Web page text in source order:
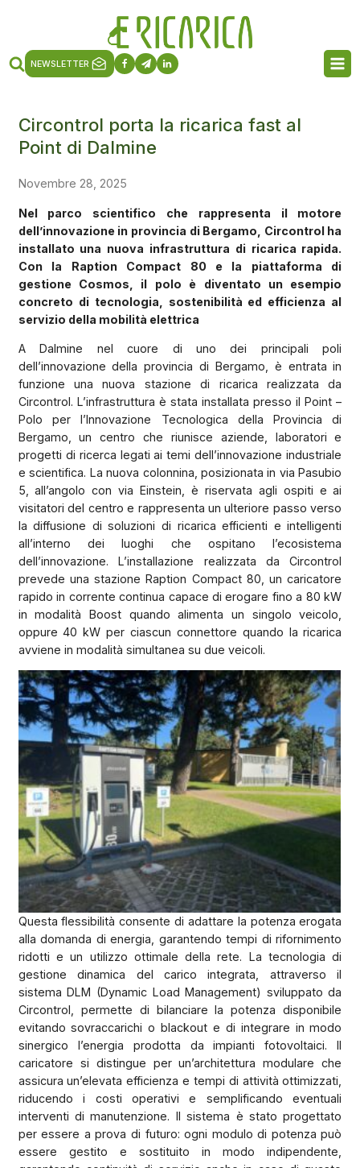
NEWSLETTER
Circontrol porta la ricarica fast al
Point di Dalmine
Novembre 28, 2025
Nel parco scientifico che rappresenta il motore
dell’innovazione in provincia di Bergamo, Circontrol ha
installato una nuova infrastruttura di ricarica rapida.
Con la Raption Compact 80 e la piattaforma di
gestione Cosmos, il polo è diventato un esempio
concreto di tecnologia, sostenibilità ed efficienza al
servizio della mobilità elettrica
A Dalmine nel cuore di uno dei principali poli
dell’innovazione della provincia di Bergamo, è entrata in
funzione una nuova stazione di ricarica realizzata da
Circontrol. L’infrastruttura è stata installata presso il Point –
Polo per l’Innovazione Tecnologica della Provincia di
Bergamo, un centro che riunisce aziende, laboratori e
progetti di ricerca legati ai temi dell’innovazione industriale
e scientifica. La nuova colonnina, posizionata in via Pasubio
5, all’angolo con via Einstein, è riservata agli ospiti e ai
visitatori del centro e rappresenta un ulteriore passo verso
la diffusione di soluzioni di ricarica efficienti e intelligenti
all’interno dei luoghi che ospitano l’ecosistema
dell’innovazione. L’installazione realizzata da Circontrol
prevede una stazione Raption Compact 80, un caricatore
rapido in corrente continua capace di erogare fino a 80 kW
in modalità Boost quando alimenta un singolo veicolo,
oppure 40 kW per ciascun connettore quando la ricarica
avviene in modalità simultanea su due veicoli.
Questa flessibilità consente di adattare la potenza erogata
alla domanda di energia, garantendo tempi di rifornimento
ridotti e un utilizzo ottimale della rete. La tecnologia di
gestione dinamica del carico integrata, attraverso il
sistema DLM (Dynamic Load Management) sviluppato da
Circontrol, permette di bilanciare la potenza disponibile
evitando sovraccarichi o blackout e di integrare in modo
sinergico l’energia prodotta da impianti fotovoltaici. Il
caricatore si distingue per un’architettura modulare che
assicura un’elevata efficienza e tempi di attività ottimizzati,
riducendo i costi operativi e semplificando eventuali
interventi di manutenzione. Il sistema è stato progettato
per essere a prova di futuro: ogni modulo di potenza può
essere gestito e sostituito in modo indipendente,